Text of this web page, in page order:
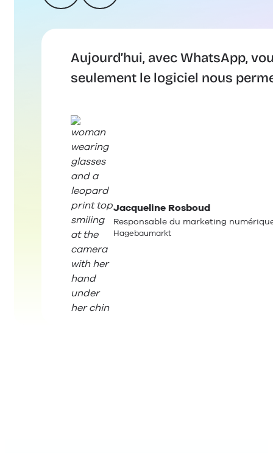
Aujourd’hui, avec WhatsApp,
seulement le logiciel nous
Jacqueline Rosboud
Responsable du marketing
Hagebaumarkt